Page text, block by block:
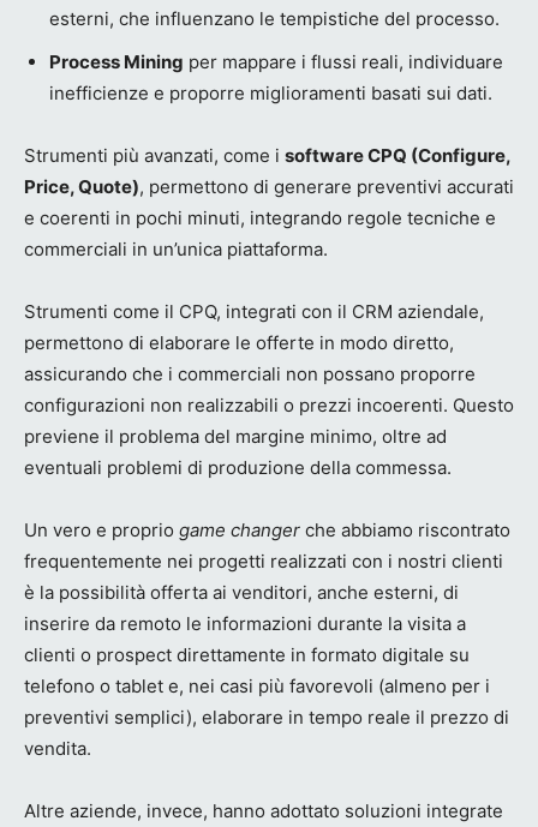
esterni, che influenzano le tempistiche del processo.
Process Mining per mappare i flussi reali, individuare
inefficienze e proporre miglioramenti basati sui dati.
Strumenti più avanzati, come i software CPQ (Configure,
Price, Quote), permettono di generare preventivi accurati
e coerenti in pochi minuti, integrando regole tecniche e
commerciali in un’unica piattaforma.
Strumenti come il CPQ, integrati con il CRM aziendale,
permettono di elaborare le offerte in modo diretto,
assicurando che i commerciali non possano proporre
configurazioni non realizzabili o prezzi incoerenti. Questo
previene il problema del margine minimo, oltre ad
eventuali problemi di produzione della commessa.
Un vero e proprio game changer che abbiamo riscontrato
frequentemente nei progetti realizzati con i nostri clienti
è la possibilità offerta ai venditori, anche esterni, di
inserire da remoto le informazioni durante la visita a
clienti o prospect direttamente in formato digitale su
telefono o tablet e, nei casi più favorevoli (almeno per i
preventivi semplici), elaborare in tempo reale il prezzo di
vendita.
Altre aziende, invece, hanno adottato soluzioni integrate